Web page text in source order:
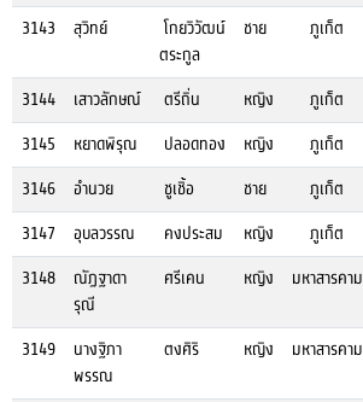
3143
สุวิทย์
โกยวิวัฒน์
ตระกูล
ชาย ภูเก็ต
3144 เสาวลักษณ์ ตรีถิ่น หญิง ภูเก็ต
3145
หยาดพิรุณ ปลอดทอง หญิง ภูเก็ต
3146
อำนวย ชูเชิ้อ ชาย ภูเก็ต
3147
อุบลวรรณ คงประสม หญิง ภูเก็ต
3148
ณัฏฐาดา
รุณี
ศรีเคน หญิง มหาสารคาม
3149
นางฐิภา
พรรณ
ตงศิริ หญิง มหาสารคาม